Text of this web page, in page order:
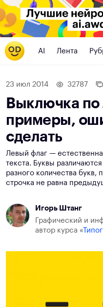
AI Лента
23 июл 2014 32787
Выключка
примеры,
сделать
Левый флаг —
текста. Буквы
разного количества
строчка не равна
Игорь Штанг
Графический и
автор курса «